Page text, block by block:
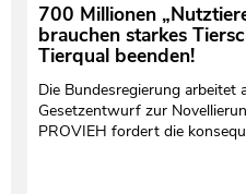
700 Millionen
brauchen starkes
Tierqual beenden!
Die Bundesregierung arbeitet
Gesetzentwurf zur
PROVIEH fordert die